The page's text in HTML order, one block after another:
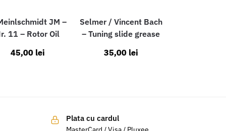
JM –
11 – Rotor Oil
45,00 lei
Selmer / Vincent Bach
– Tuning slide grease
35,00 lei
Plata cu cardul